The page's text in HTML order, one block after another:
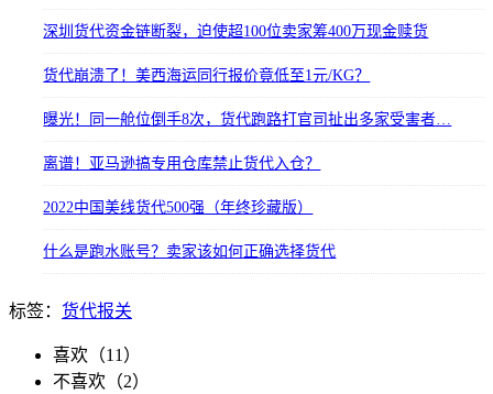
深圳货代资金链断裂，迫使超100位卖家筹400万现金赎货
货代崩溃了！美西海运同行报价竟低至1元/KG？
曝光！同一舱位倒手8次，货代跑路打官司扯出多家受害者…
离谱！亚马逊搞专用仓库禁止货代入仓？
2022中国美线货代500强（年终珍藏版）
什么是跑水账号？卖家该如何正确选择货代
标签： 货代报关
喜欢（11 ）
不喜欢（2）